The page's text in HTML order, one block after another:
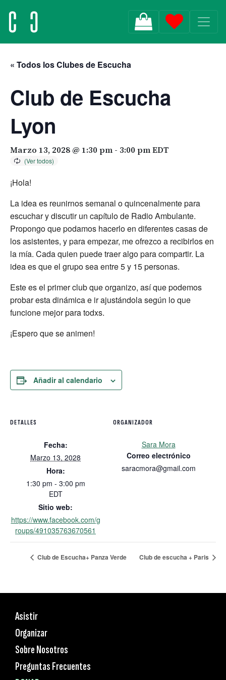
MAIN NAVIGATION
« Todos los Clubes de Escucha
Club de Escucha
Lyon
Marzo 13, 2028 @ 1:30 pm - 3:00 pmEDT
¡Hola!
La idea es reunirnos semanal o quincenalmente para
escuchar y discutir un capítulo de Radio Ambulante.
Propongo que podamos hacerlo en diferentes casas de
los asistentes, y para empezar, me ofrezco a recibirlos en
la mía. Cada quien puede traer algo para compartir. La
idea es que el grupo sea entre 5 y 15 personas.
Este es el primer club que organizo, así que podemos
probar esta dinámica e ir ajustándola según lo que
funcione mejor para todxs.
¡Espero que se animen!
Añadir al calendario
DETALLES
Fecha:
Marzo 13, 2028
Hora:
1:30 pm - 3:00 pm
EDT
Sitio web:
https://www.facebook.com/g
roups/491035763670561
ORGANIZADOR
Sara Mora
Correo electrónico
saracmora@gmail.com
Club de Escucha+ Panza Verde Club de escucha + Paris
Asistir
Organizar
Sobre Nosotros
Preguntas Frecuentes